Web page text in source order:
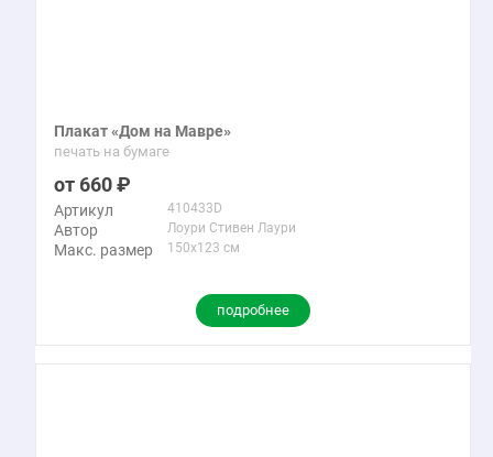
Плакат «Дом на Мавре»
печать на бумаге
660
Артикул 410433D
Автор Лоури Стивен Лаури
Макс. размер 150x123 см
подробнее